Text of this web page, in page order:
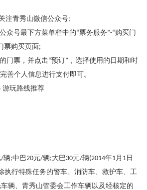
注青秀山微信公众号;
众号最下方菜单栏中的“票务服务”-“购买门
票购买页面;
门票，并点击“预订” ，选择使用的日期和时
善个人信息进行支付即可。
游玩路线推荐
/辆;中巴20元/辆;大巴30元/辆(2014年1 月 1日
执行特殊任务的警车、消防车、救护车、工
辆、青秀山管委会工作车辆以及经核定的